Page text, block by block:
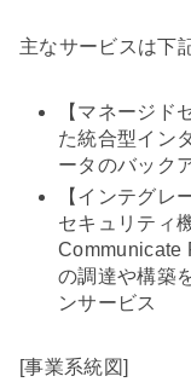
主なサービスは下
【マネージド
た統合型イン
ータのバック
【インテグレ
セキュリティ
Communicate
の調達や構築
ンサービス
[事業系統図]